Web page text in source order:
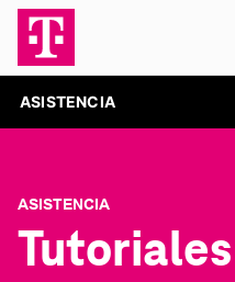
ASISTENCIA
ASISTENCIA
Tutoriales